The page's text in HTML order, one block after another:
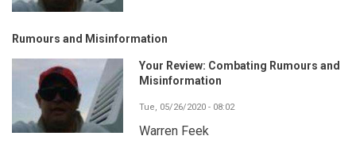
Rumours and Misinformation
Your Review: Combating Rumours and
Misinformation
Tue, 05/26/2020 - 08:02
Warren Feek